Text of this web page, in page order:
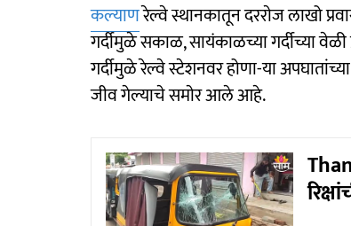
कल्याणरेल्वे स्थानकातून दरराेज लाखो
गर्दीमुळे सकाळ, सायंकाळच्या गर्दीच्या
गर्दीमुळे रेल्वे स्टेशनवर होणा-या
जीव गेल्याचे समाेर आले आहे.